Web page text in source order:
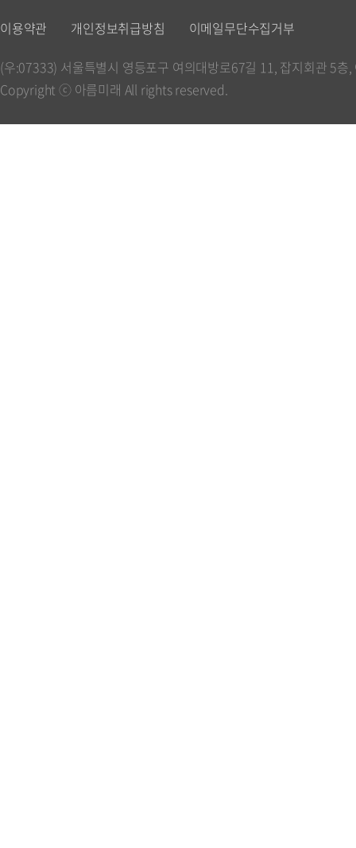
이용약관 개인정보취급방침 이메일무단수집거부
(우:07333) 서울특별시 영등포구 여의대방로67길 11, 잡지회관 5
Copyright ⓒ 아름미래 All rights reserved.